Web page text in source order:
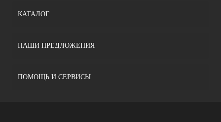
КАТАЛОГ
НАШИ ПРЕДЛОЖЕНИЯ
ПОМОЩЬ И СЕРВИСЫ